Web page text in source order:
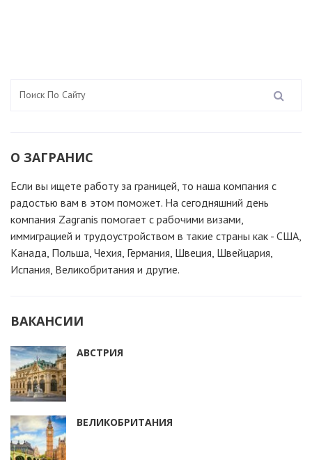
О ЗАГРАНИС
Если вы ищете работу за границей, то наша компания c
радостью вам в этом поможет. На сегодняшний день
компания Zagranis помогает с рабочими визами,
иммиграцией и трудоустройством в такие страны как - США,
Канада, Польша, Чехия, Германия, Швеция, Швейцария,
Испания, Великобритания и другие.
ВАКАНСИИ
АВСТРИЯ
ВЕЛИКОБРИТАНИЯ